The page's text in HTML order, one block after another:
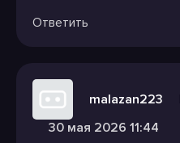
Ответить
malazan223
30 мая 2026 11:44